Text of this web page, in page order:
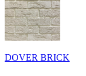
DOVER BRICK